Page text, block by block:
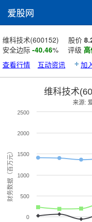
爱股网
维科技术(600152) 股价
安全边际 -40.46% 评级
查看行情
互动资讯 加
财务数据（百万元）
维科技术
来源:
0
500
1000
1500
2000
2500